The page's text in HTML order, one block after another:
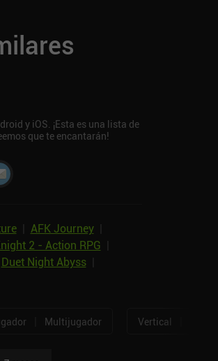
y iOS. ¡Esta es una lista de
que te encantarán!
| AFK Journey|
2 - Action RPG
Duet Night Abyss|
Multijugador Vertical